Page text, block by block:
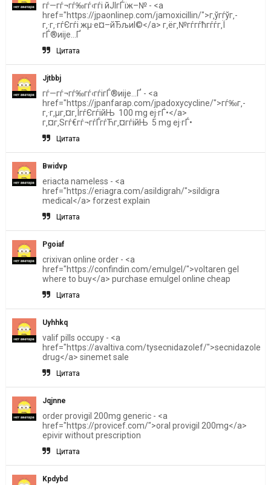
гѓ—гѓ¬гѓ‰гѓ‹гѓі йЈІгЃїж–№ - <a
href="https://jpaonlinep.com/jamoxicillin/">г‚ўгѓўг‚­
г‚·г‚·гѓЄгѓі жµ·е¤–йЂљиІ©</a> г‚ёг‚№гѓ­гѓћгѓѓг‚Ї
гЃ®иіје…Ґ
Цитата
Jjtbbj
гѓ—гѓ¬гѓ‰гѓ‹гѓігЃ®иіје…Ґ - <a
href="https://jpanfarap.com/jpadoxycycline/">гѓ‰г‚­
г‚·г‚µг‚¤г‚ЇгѓЄгѓійЊ 100 mg еј·гЃ•</a>
г‚¤г‚Ѕгѓ€гѓ¬гѓЃгѓЋг‚¤гѓійЊ 5 mg еј·гЃ•
Цитата
Bwidvp
eriacta nameless - <a
href="https://eriagra.com/asildigrah/">sildigra
medical</a> forzest explain
Цитата
Pgoiaf
crixivan online order - <a
href="https://confindin.com/emulgel/">voltaren gel
where to buy</a> purchase emulgel online cheap
Цитата
Uyhhkq
valif pills occupy - <a
href="https://avaltiva.com/tysecnidazolef/">secnidazole
drug</a> sinemet sale
Цитата
Jqjnne
order provigil 200mg generic - <a
href="https://provicef.com/">oral provigil 200mg</a>
epivir without prescription
Цитата
Kpdybd